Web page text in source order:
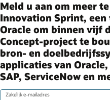
Meld u aan om meer
Innovation Sprint,
Oracle om binnen vijf
Concept-project te
bron- en
applicaties van
SAP, ServiceNow en
Zakelijk e-mailadres